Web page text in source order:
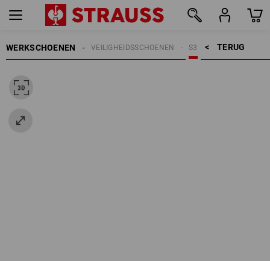
WERKSCHOENEN TERUG    >
S3
VEILIGHEIDSSCHOENEN